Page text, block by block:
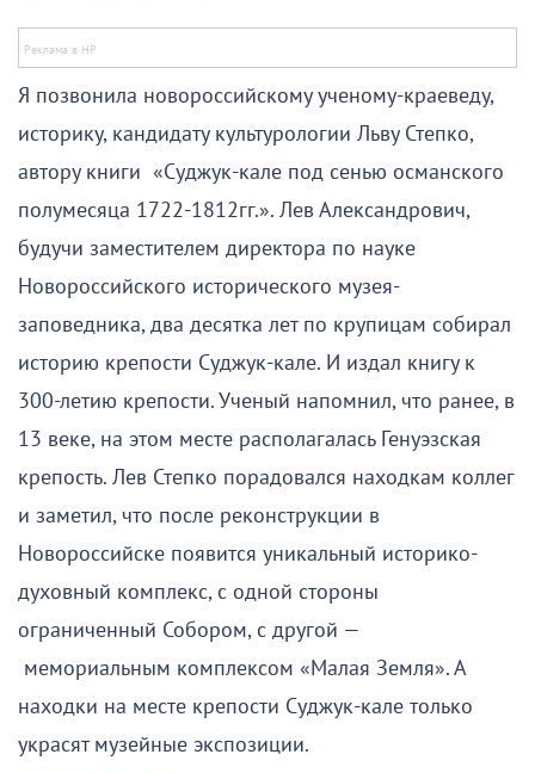
Я позвонила новороссийскому ученому-краеведу,
историку, кандидату культурологии Льву Степко,
автору книги «Суджук-кале под сенью османского
полумесяца 1722-1812гг.». Лев Александрович,
будучи заместителем директора по науке
Новороссийского исторического музея-
заповедника, два десятка лет по крупицам собирал
историю крепости Суджук-кале. И издал книгу к
300-летию крепости. Ученый напомнил, что ранее, в
13 веке, на этом месте располагалась Генуэзская
крепость. Лев Степко порадовался находкам коллег
и заметил, что после реконструкции в
Новороссийске появится уникальный историко-
духовный комплекс, с одной стороны
ограниченный Собором, с другой —
мемориальным комплексом «Малая Земля». А
находки на месте крепости Суджук-кале только
украсят музейные экспозиции.